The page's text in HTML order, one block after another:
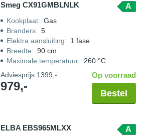
Smeg CX91GMBLNLK A
Kookplaat: Gas
Branders: 5
Elektra aansluiting: 1 fase
Breedte: 90 cm
Maximale temperatuur: 260 °C
Adviesprijs 1399,-
979,-
Op voorraad
Bestel
ELBA EBS965MLXX A